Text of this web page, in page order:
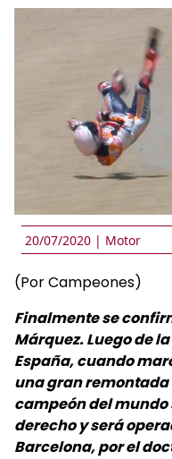
20/07/2020 | Motor
(Por Campeones)
Finalmente se
Márquez. Luego de
España, cuando
una gran remontada
campeón del
derecho y será
Barcelona, por el